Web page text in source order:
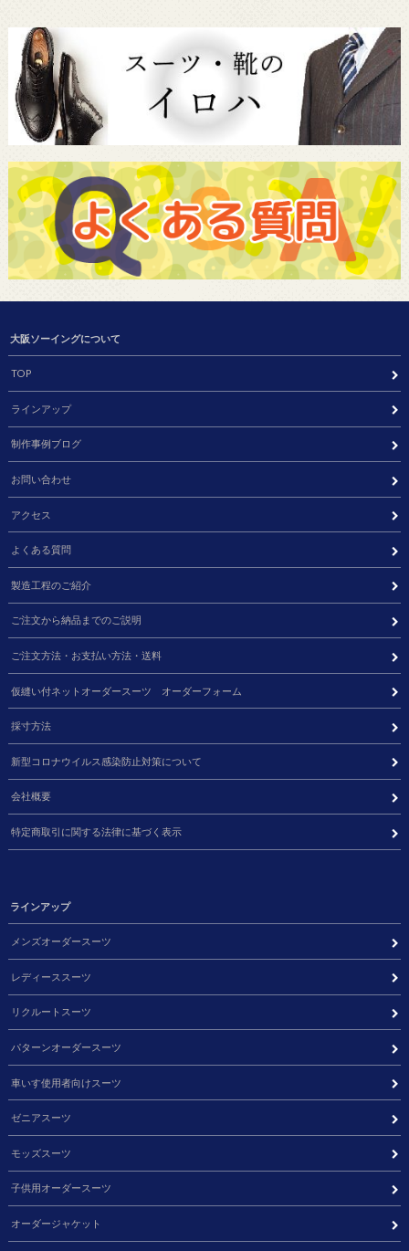
大阪ソーイングについて
TOP
ラインアップ
制作事例ブログ
お問い合わせ
アクセス
よくある質問
製造工程のご紹介
ご注文から納品までのご説明
ご注文方法・お支払い方法・送料
仮縫い付ネットオーダースーツ オーダーフォーム
採寸方法
新型コロナウイルス感染防止対策について
会社概要
特定商取引に関する法律に基づく表示
ラインアップ
メンズオーダースーツ
レディーススーツ
リクルートスーツ
パターンオーダースーツ
車いす使用者向けスーツ
ゼニアスーツ
モッズスーツ
子供用オーダースーツ
オーダージャケット